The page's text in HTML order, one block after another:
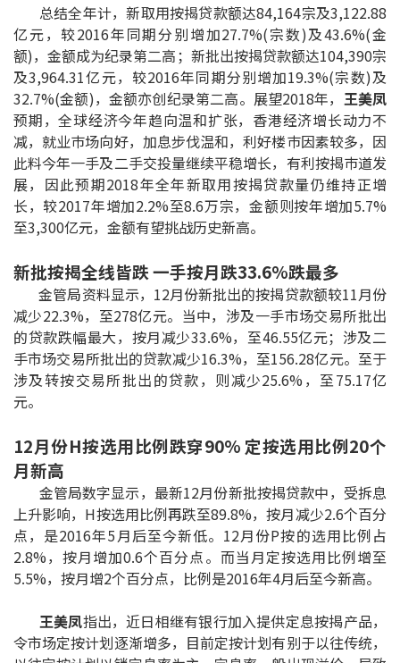
按揭全面睇
新闻/研究
公司动态
按市新闻
统计数据库
按揭快趣智识
按揭智库
楼按专栏
按揭百科
装修·保险优惠
免费装修转介服务
装修设计专栏
火险、家居、宠物保险
保险资讯专栏
总结全年计，新取用按揭贷款额达84,164宗及3,122.88
亿元，较2016年同期分别增加27.7%(宗数)及43.6%(金
额)，金额成为纪录第二高；新批出按揭贷款额达104,390宗
及3,964.31亿元，较2016年同期分别增加19.3%(宗数)及
32.7%(金额)，金额亦创纪录第二高。展望2018年， 王美凤
预期，全球经济今年趋向温和扩张，香港经济增长动力不
减，就业巿场向好，加息步伐温和，利好楼巿因素较多，因
此料今年一手及二手交投量继续平稳增长，有利按揭巿道发
展，因此预期2018年全年新取用按揭贷款量仍维持正增
长，较2017年增加2.2%至8.6万宗，金额则按年增加5.7%
至3,300亿元，金额有望挑战历史新高。
新批按揭全线皆跌 一手按月跌33.6%跌最多
金管局资料显示，12月份新批出的按揭贷款额较11月份
减少22.3%，至278亿元。当中，涉及一手市场交易所批出
的贷款跌幅最大，按月减少33.6%，至46.55亿元；涉及二
手市场交易所批出的贷款减少16.3%，至156.28亿元。至于
涉及转按交易所批出的贷款，则减少25.6%，至75.17亿
元。
12月份H按选用比例跌穿90% 定按选用比例20个
月新高
金管局数字显示，最新12月份新批按揭贷款中，受拆息
上升影响，H按选用比例再跌至89.8%，按月减少2.6个百分
点，是2016年5月后至今新低。12月份P按的选用比例占
2.8%，按月增加0.6个百分点。而当月定按选用比例增至
5.5%，按月增2个百分点，比例是2016年4月后至今新高。
王美凤指出，近日相继有银行加入提供定息按揭产品，
令市场定按计划逐渐增多，目前定按计划有别于以往传统，